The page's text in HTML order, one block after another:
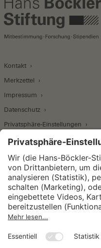
Kontakt
Merkzettel
Impressum
Datenschutz
Privatsphäre-Einstellungen
Wirtschafts- und
Institut für